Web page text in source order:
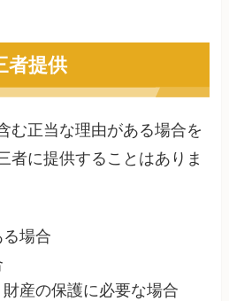
者提供
む正当な理由がある場合を
者に提供することはありま
場合
産の保護に必要な場合